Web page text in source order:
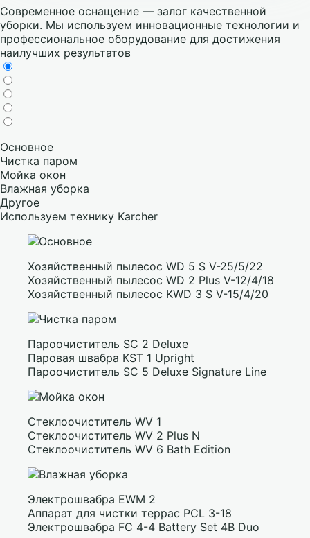
Современное оснащение — залог качественной
уборки. Мы используем инновационные технологии и
профессиональное оборудование для достижения
наилучших результатов
Основное
Чистка паром
Мойка окон
Влажная уборка
Другое
Используем технику Karcher
Хозяйственный пылесос WD 5 S V-25/5/22
Хозяйственный пылесос WD 2 Plus V-12/4/18
Хозяйственный пылесос KWD 3 S V-15/4/20
Пароочиститель SC 2 Deluxe
Паровая швабра KST 1 Upright
Пароочиститель SC 5 Deluxe Signature Line
Стеклоочиститель WV 1
Стеклоочиститель WV 2 Plus N
Стеклоочиститель WV 6 Bath Edition
Электрошвабра EWM 2
Аппарат для чистки террас PCL 3-18
Электрошвабра FC 4-4 Battery Set 4B Duo